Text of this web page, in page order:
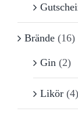
Brände (16)
Gin (2)
Likör (4)